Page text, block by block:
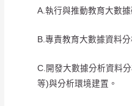
A.執行與推動教育大數據
B.專責教育大數據資料
C.開發大數據分析資料
等)與分析環境建置。